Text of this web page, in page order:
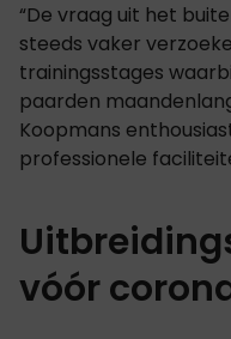
“De vraag uit het
steeds vaker
trainingsstages
paarden
Koopmans
professionele
vóór